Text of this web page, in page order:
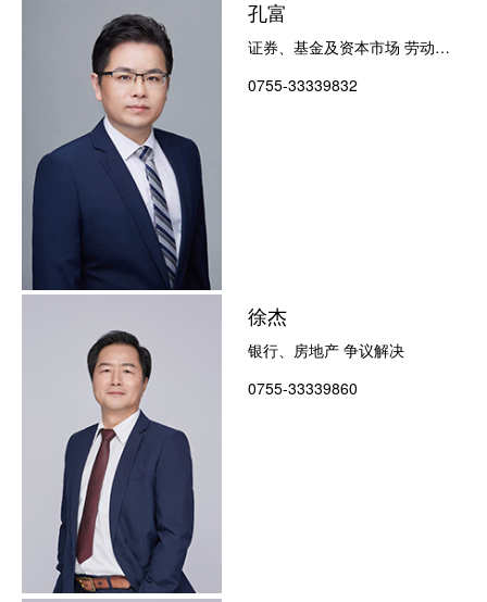
孔富
证券、基金及资本市场 劳动人
0755-33339832
徐杰
银行、房地产 争议解决
0755-33339860